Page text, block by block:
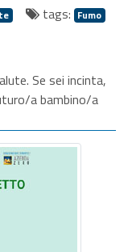
tags: Fumo
Se sei incinta,
a bambino/a